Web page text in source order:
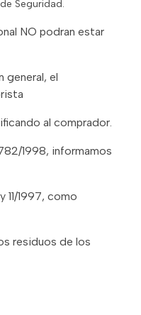
Seguridad.
NO podran estar
general, el
al comprador.
1998, informamos
11/1997, como
residuos de los